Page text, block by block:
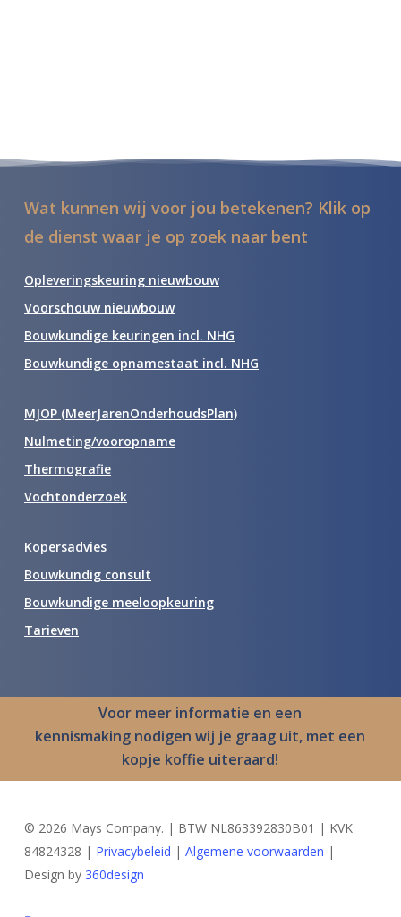
Wat kunnen wij voor jou betekenen? Klik op
de dienst waar je op zoek naar bent
Opleveringskeuring nieuwbouw
Voorschouw nieuwbouw
Bouwkundige keuringen incl. NHG
Bouwkundige opnamestaat incl. NHG
MJOP (MeerJarenOnderhoudsPlan)
Nulmeting/vooropname
Thermografie
Vochtonderzoek
Kopersadvies
Bouwkundig consult
Bouwkundige meeloopkeuring
Tarieven
Voor meer informatie en een
kennismaking nodigen wij je graag uit, met een
kopje koffie uiteraard!
© 2026 Mays Company. | BTW NL863392830B01 | KVK
84824328 | Privacybeleid | Algemene voorwaarden |
Design by 360design